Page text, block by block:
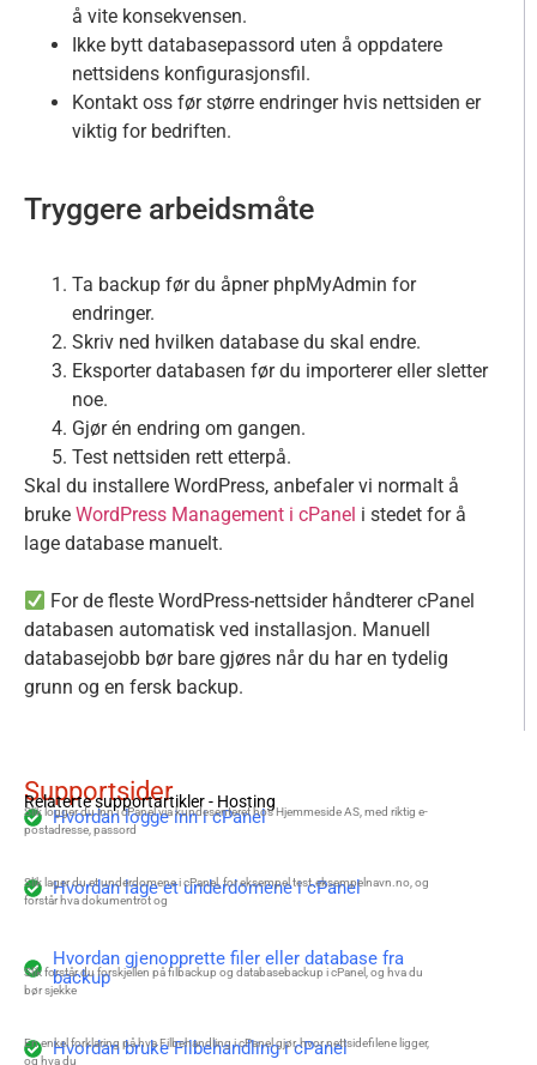
å vite konsekvensen.
Ikke bytt databasepassord uten å oppdatere
nettsidens konfigurasjonsfil.
Kontakt oss før større endringer hvis nettsiden er
viktig for bedriften.
Tryggere arbeidsmåte
Ta backup før du åpner phpMyAdmin for
endringer.
Skriv ned hvilken database du skal endre.
Eksporter databasen før du importerer eller sletter
noe.
Gjør én endring om gangen.
Test nettsiden rett etterpå.
Skal du installere WordPress, anbefaler vi normalt å
bruke WordPress Management i cPanel i stedet for å
lage database manuelt.
For de fleste WordPress-nettsider håndterer cPanel
databasen automatisk ved installasjon. Manuell
databasejobb bør bare gjøres når du har en tydelig
grunn og en fersk backup.
Supportsider
Relaterte supportartikler - Hosting
Hvordan logge inn i cPanel
Slik logger du inn i cPanel via kundesenteret hos Hjemmeside AS, med riktig e-
postadresse, passord
Hvordan lage et underdomene i cPanel
Slik lager du et underdomene i cPanel, for eksempel test.eksempelnavn.no, og
forstår hva dokumentrot og
Hvordan gjenopprette filer eller database fra
backup
Slik forstår du forskjellen på filbackup og databasebackup i cPanel, og hva du
bør sjekke
Hvordan bruke Filbehandling i cPanel
En enkel forklaring på hva Filbehandling i cPanel gjør, hvor nettsidefilene ligger,
og hva du